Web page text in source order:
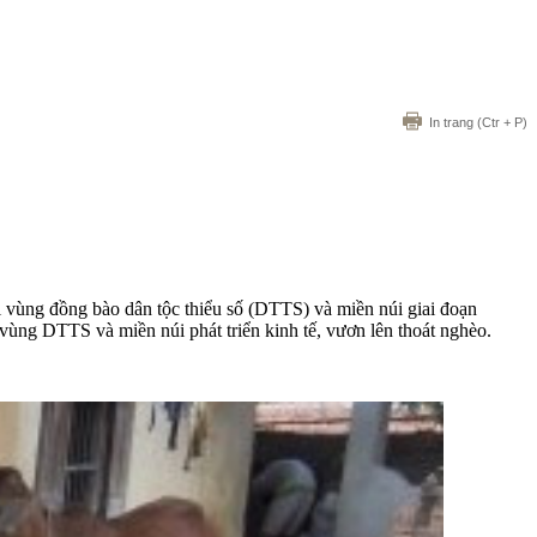
In trang (Ctr + P)
đồng bào dân tộc thiểu số (DTTS) và miền núi giai đoạn
DTTS và miền núi phát triển kinh tế, vươn lên thoát nghèo.